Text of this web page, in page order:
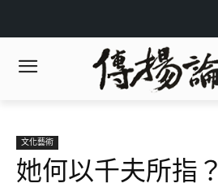
文化藝術
她何以千夫所指？